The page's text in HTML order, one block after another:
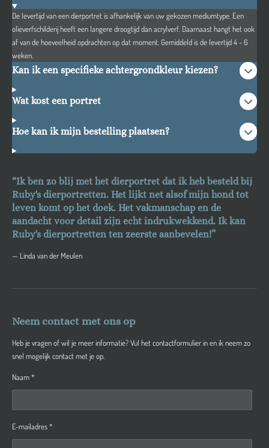
De levertijd van een dierportret is afhankelijk van uw gekozen mediumtype. Een
olieverfschilderij heeft een langere droogtijd dan acrylverf. Daarnaast hangt het ook
af van de hoeveelheid opdrachten op dat moment. Gemiddeld is de levertijd 4 - 6
weken.
Kan ik een specifieke achtergrondkleur kiezen?
Wat kost een portret
Hoe kan ik mijn bestelling plaatsen?
“Ik ben zo blij met het dierportret dat ik heb besteld bij
Ruby's dierportretten. Het lijkt net alsof mijn hond tot
leven komt op het doek. Het vakmanschap en de
aandacht voor detail zijn echt indrukwekkend. Ik kan
Ruby's dierportretten ten zeerste aanbevelen!”
— Linda van der Meulen
Neem contact met ons op
Heb je vragen of wil je meer informatie? Vul het contactformulier in en ik neem zo
snel mogelijk contact met je op.
Naam *
E-mailadres *